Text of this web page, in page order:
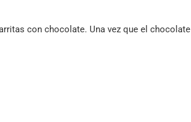
con chocolate. Una vez que el chocolate